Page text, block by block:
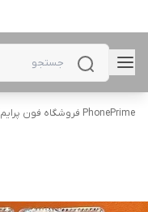
PhonePrime فروشگاه فون پرایم